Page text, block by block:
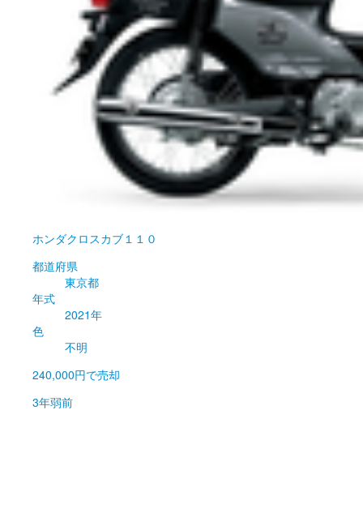
ホンダクロスカブ１１０
都道府県
東京都
年式
2021年
色
不明
240,000円で売却
3年弱前